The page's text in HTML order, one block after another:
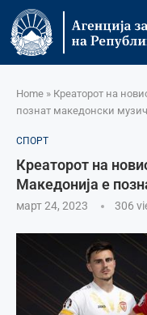
Home » Креаторот на
познат македонски
СПОРТ
Креаторот на
Македонија е
март 24, 2023 306